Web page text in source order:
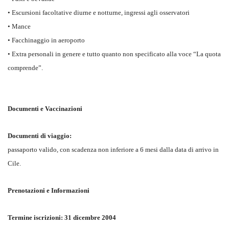
• Escursioni facoltative diurne e notturne, ingressi agli osservatori
• Mance
• Facchinaggio in aeroporto
• Extra personali in genere e tutto quanto non specificato alla voce “La quota
comprende”.
Documenti e Vaccinazioni
Documenti di viaggio:
passaporto valido, con scadenza non inferiore a 6 mesi dalla data di arrivo in
Cile.
Prenotazioni e Informazioni
Termine iscrizioni: 31 dicembre 2004